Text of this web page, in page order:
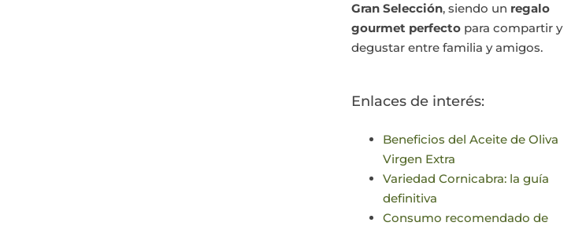
Gran Selección, siendo un regalo
gourmet perfecto para compartir y
degustar entre familia y amigos.
Enlaces de interés:
Beneficios del Aceite de Oliva
Virgen Extra
Variedad Cornicabra: la guía
definitiva
Consumo recomendado de